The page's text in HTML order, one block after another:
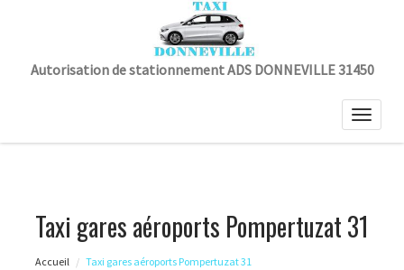
Autorisation de stationnement ADS DONNEVILLE 31450
Toggle
Taxi gares aéroports Pompertuzat 31
Accueil Taxi gares aéroports Pompertuzat 31